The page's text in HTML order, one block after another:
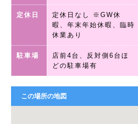
定休日
定休日なし ※GW休
暇、年末年始休暇、臨時
休業あり
駐車場
店前4台、反対側6台ほ
どの駐車場有
この場所の地図